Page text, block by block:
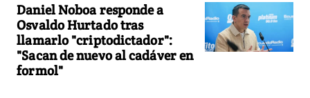
Daniel Noboa responde a
Osvaldo Hurtado tras
llamarlo "criptodictador":
"Sacan de nuevo al cadáver en
formol"